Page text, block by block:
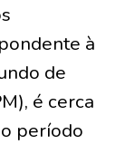
à
de
é cerca
período